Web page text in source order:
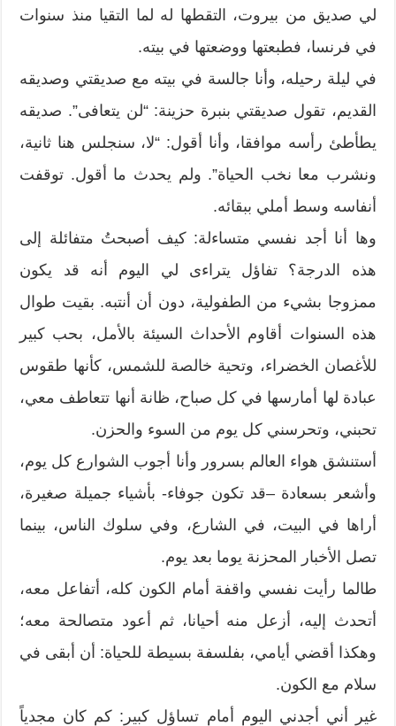
لي صديق من بيروت، التقطها له لما التقيا منذ سنوات
في فرنسا، فطبعتها ووضعتها في بيته.
في ليلة رحيله، وأنا جالسة في بيته مع صديقتي وصديقه
القديم، تقول صديقتي بنبرة حزينة: “لن يتعافى”. صديقه
يطأطئ رأسه موافقا، وأنا أقول: “لا، سنجلس هنا ثانية،
ونشرب معا نخب الحياة”. ولم يحدث ما أقول. توقفت
أنفاسه وسط أملي ببقائه.
وها أنا أجد نفسي متساءلة: كيف أصبحتُ متفائلة إلى
هذه الدرجة؟ تفاؤل يتراءى لي اليوم أنه قد يكون
ممزوجا بشيء من الطفولية، دون أن أنتبه. بقيت طوال
هذه السنوات أقاوم الأحداث السيئة بالأمل، بحب كبير
للأغصان الخضراء، وتحية خالصة للشمس، كأنها طقوس
عبادة لها أمارسها في كل صباح، ظانة أنها تتعاطف معي،
تحبني، وتحرسني كل يوم من السوء والحزن.
أستنشق هواء العالم بسرور وأنا أجوب الشوارع كل يوم،
وأشعر بسعادة –قد تكون جوفاء- بأشياء جميلة صغيرة،
أراها في البيت، في الشارع، وفي سلوك الناس، بينما
تصل الأخبار المحزنة يوما بعد يوم.
طالما رأيت نفسي واقفة أمام الكون كله، أتفاعل معه،
أتحدث إليه، أزعل منه أحيانا، ثم أعود متصالحة معه؛
وهكذا أقضي أيامي، بفلسفة بسيطة للحياة: أن أبقى في
سلام مع الكون.
غير أني أجدني اليوم أمام تساؤل كبير: كم كان مجدياً